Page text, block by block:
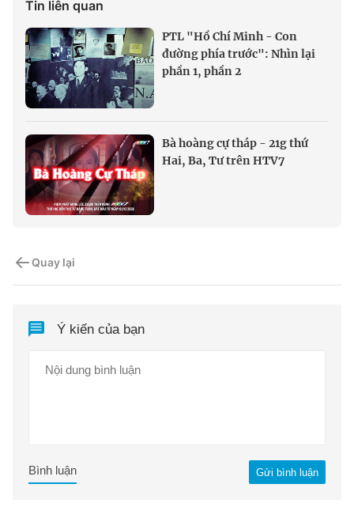
Tin liên quan
PTL "Hồ Chí Minh - Con
đường phía trước": Nhìn lại
phần 1, phần 2
Bà hoàng cự tháp - 21g thứ
Hai, Ba, Tư trên HTV7
Quay lại
Ý kiến của bạn
Gửi bình luận
Bình luận